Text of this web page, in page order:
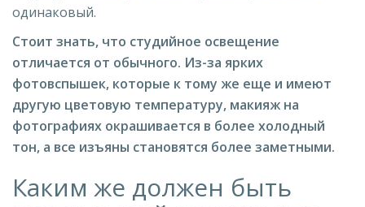
одинаковый.
Стоит знать, что студийное освещение
отличается от обычного. Из-за ярких
фотовспышек, которые к тому же еще и имеют
другую цветовую температуру, макияж на
фотографиях окрашивается в более холодный
тон, а все изъяны становятся более заметными.
Каким же должен быть